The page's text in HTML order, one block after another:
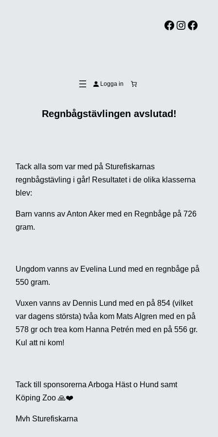
Facebook Instagram Facebook
Logga in
Regnbågstävlingen avslutad!
Tack alla som var med på Sturefiskarnas
regnbågstävling i går! Resultatet i de olika klasserna
blev:
Barn vanns av Anton Aker med en Regnbåge på 726
gram.
Ungdom vanns av Evelina Lund med en regnbåge på
550 gram.
Vuxen vanns av Dennis Lund med en på 854 (vilket
var dagens största) tvåa kom Mats Algren med en på
578 gr och trea kom Hanna Petrén med en på 556 gr.
Kul att ni kom!
Tack till sponsorerna Arboga Häst o Hund samt
Köping Zoo 🙏❤️
Mvh Sturefiskarna